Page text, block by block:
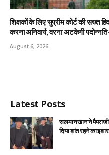
शिक्षकों के लिए सुप्रीम कोर्ट की
करना अनिवार्य, वरना अटकेगी
August 6, 2026
Latest Posts
सलमान खान ने
दिया शांत रहने का